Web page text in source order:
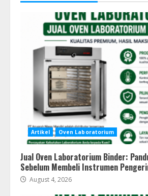
Artikel Oven Laboratorium
Jual Oven Laboratorium Binder:
Sebelum Membeli Instrumen
August 4, 2026